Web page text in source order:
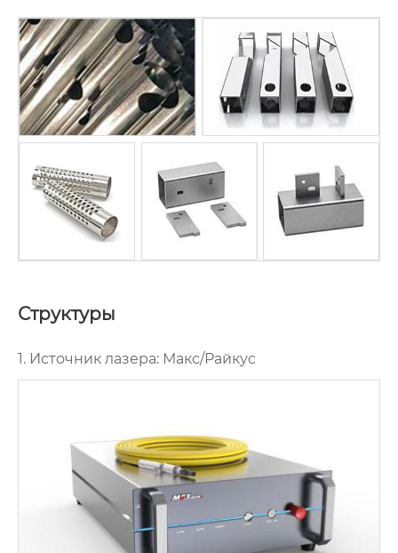
Структуры
1. Источник лазера: Макс/Райкус